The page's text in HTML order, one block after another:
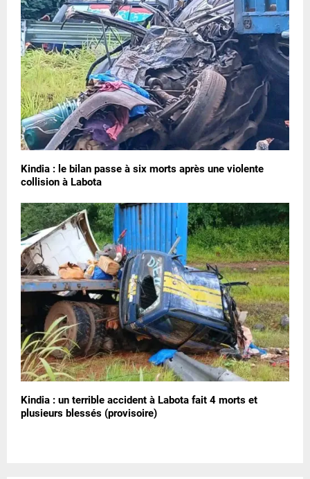
Kindia : le bilan passe à six morts après une violente
collision à Labota
Kindia : un terrible accident à Labota fait 4 morts et
plusieurs blessés (provisoire)